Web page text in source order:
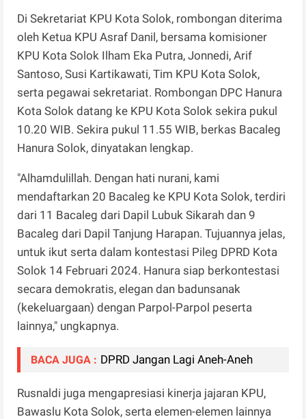
Di Sekretariat KPU Kota Solok, rombongan diterima
oleh Ketua KPU Asraf Danil, bersama komisioner
KPU Kota Solok Ilham Eka Putra, Jonnedi, Arif
Santoso, Susi Kartikawati, Tim KPU Kota Solok,
serta pegawai sekretariat. Rombongan DPC Hanura
Kota Solok datang ke KPU Kota Solok sekira pukul
10.20 WIB. Sekira pukul 11.55 WIB, berkas Bacaleg
Hanura Solok, dinyatakan lengkap.
"Alhamdulillah. Dengan hati nurani, kami
mendaftarkan 20 Bacaleg ke KPU Kota Solok, terdiri
dari 11 Bacaleg dari Dapil Lubuk Sikarah dan 9
Bacaleg dari Dapil Tanjung Harapan. Tujuannya jelas,
untuk ikut serta dalam kontestasi Pileg DPRD Kota
Solok 14 Februari 2024. Hanura siap berkontestasi
secara demokratis, elegan dan badunsanak
(kekeluargaan) dengan Parpol-Parpol peserta
lainnya," ungkapnya.
BACA JUGA : DPRD Jangan Lagi Aneh-Aneh
Rusnaldi juga mengapresiasi kinerja jajaran KPU,
Bawaslu Kota Solok, serta elemen-elemen lainnya